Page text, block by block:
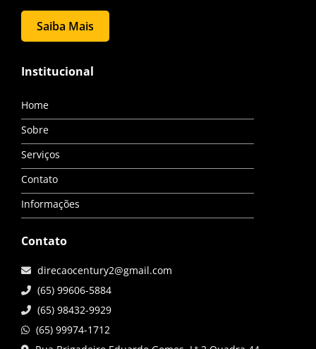
Saiba Mais
Institucional
Home
Sobre
Serviços
Contato
Informações
Contato
direcaocentury2@gmail.com
(65) 99606-5884
(65) 98432-9929
(65) 99974-1712